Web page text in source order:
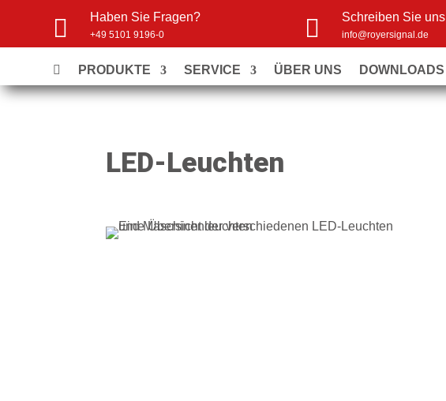
 Haben Sie Fragen?
+49 5101 9196-0  Schreiben Sie uns
info@royersignal.de
PRODUKTE SERVICE ÜBER UNS DOWNLOADS
LED-Leuchten